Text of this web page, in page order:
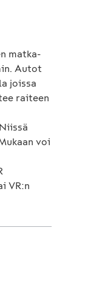
matka-
Autot
joissa
raiteen
voi
VR:n